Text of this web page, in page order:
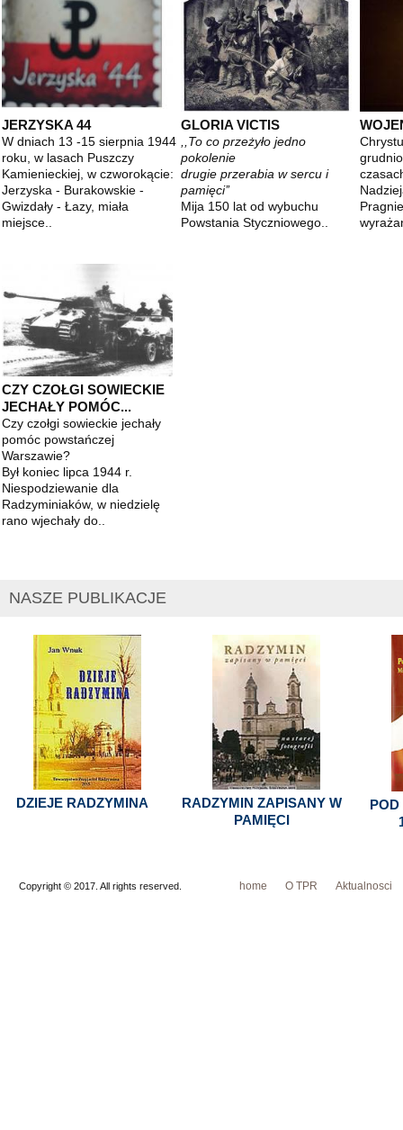
JERZYSKA 44
W dniach 13 -15 sierpnia 1944
roku, w lasach Puszczy
Kamienieckiej, w czworokącie:
Jerzyska - Burakowskie -
Gwizdały - Łazy, miała
miejsce..
GLORIA VICTIS
,,To co przeżyło jedno
pokolenie
drugie przerabia w sercu i
pamięci’’
Mija 150 lat od wybuchu
Powstania Styczniowego..
CZY CZOŁGI SOWIECKIE
JECHAŁY POMÓC...
Czy czołgi sowieckie jechały
pomóc powstańczej
Warszawie?
Był koniec lipca 1944 r.
Niespodziewanie dla
Radzyminiaków, w niedzielę
rano wjechały do..
NASZE PUBLIKACJE
DZIEJE RADZYMINA
RADZYMIN ZAPISANY W
PAMIĘCI
POD
Copyright © 2017. All rights reserved. home O TPR Aktualnosci